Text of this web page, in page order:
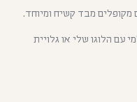
מקופלים מבד קשיח ומיוחד.
עם הלוגו שלי או גלויית